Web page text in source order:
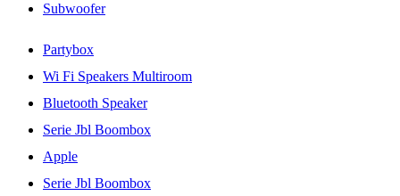
Subwoofer
Partybox
Wi Fi Speakers Multiroom
Bluetooth Speaker
Serie Jbl Boombox
Apple
Serie Jbl Boombox